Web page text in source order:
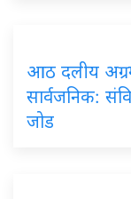
आठ दलीय
सार्वजनिक:
जोड